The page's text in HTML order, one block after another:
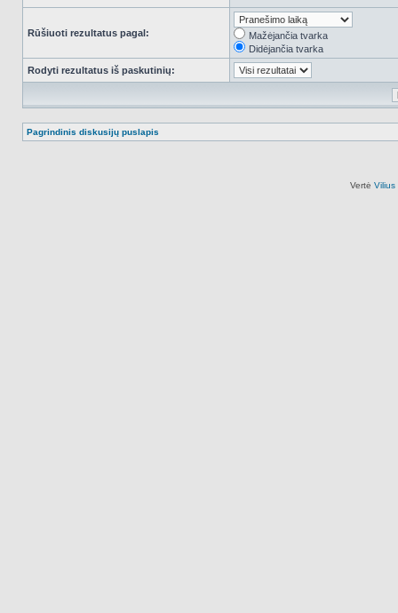
Rūšiuoti rezultatus pagal:
Mažėjančia tvarka
Didėjančia tvarka
Rodyti rezultatus iš paskutinių:
Pagrindinis diskusijų puslapis
Vertė Vilius